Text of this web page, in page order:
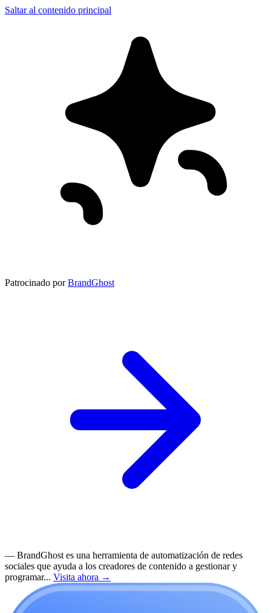
Saltar al contenido principal
Patrocinado por BrandGhost
— BrandGhost es una herramienta de automatización de redes
sociales que ayuda a los creadores de contenido a gestionar y
programar... Visita ahora →